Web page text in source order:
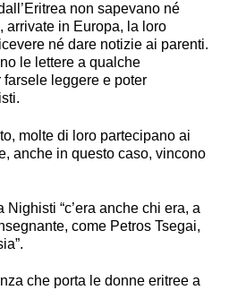
non sapevano né
arrivate in Europa, la loro
né dare notizie ai parenti.
le lettere a qualche
leggere e poter
molte di loro partecipano ai
anche in questo caso, vincono
Nighisti “c’era anche chi era, a
come Petros Tsegai,
che porta le donne eritree a